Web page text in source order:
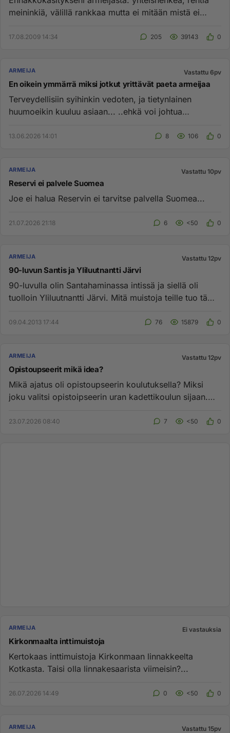
meininkiä, välillä rankkaa mutta ei mitään mistä ei
17.08.2009 14:34 205 39143 0
ARMEIJA Vastattu 6pv
En oikein ymmärrä miksi jotkut yrittävät paeta armeijaa
Terveydellisiin syihinkin vedoten, ja tietynlainen
huumoeikin kuuluu asiaan... ..ehkä voi johtua
13.06.2026 14:01 8 106 0
ARMEIJA Vastattu 10pv
Reservi ei palvele Suomea
Joe ei halua Reservin ei tarvitse palvella Suomea...
21.07.2026 21:18 6 <50 0
ARMEIJA Vastattu 12pv
90-luvun Santis ja Yliluutnantti Järvi
90-luvulla olin Santahaminassa intissä ja siellä oli
tuolloin Yliluutnantti Järvi. Mitä muistoja teille tuo tämä
09.04.2013 17:44 76 15879 0
ARMEIJA Vastattu 12pv
Opistoupseerit mikä idea?
Mikä ajatus oli opistoupseerin koulutuksella? Miksi
joku valitsi opistoipseerin uran kadettikoulun sijaan.
23.07.2026 08:40 7 <50 0
ARMEIJA Ei vastauksia
Kirkonmaalta inttimuistoja
Kertokaas inttimuistoja Kirkonmaan linnakkeelta
Kotkasta. Taisi olla linnakesaarista viimeisin?...
26.07.2026 14:49 0 <50 0
ARMEIJA Vastattu 15pv